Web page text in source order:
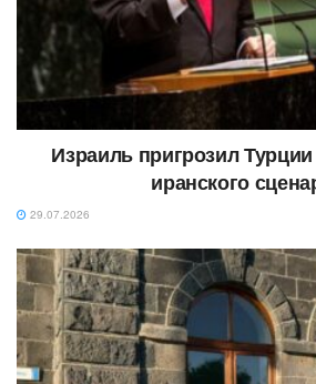
Израиль пригрозил
иранского
29.07.2026